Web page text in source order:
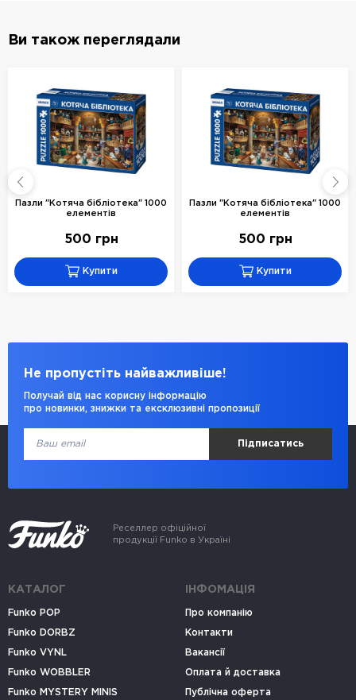
Ви також переглядали
Пазли "Котяча бібліотека" 1000
елементів
500 грн
Купити
Пазли "Котяча бібліотека" 1000
елементів
500 грн
Купити
Не пропустіть найважливіше!
Получай від нас корисну інформацію
про новинки, знижки та ексклюзивні пропозиції
Підписатись
Реселлер офіційної
продукції Funko в Україні
КАТАЛОГ
Funko POP
Funko DORBZ
Funko VYNL
Funko WOBBLER
Funko MYSTERY MINIS
ІНФОМАЦІЯ
Про компанію
Контакти
Вакансії
Оплата й доставка
Публічна оферта